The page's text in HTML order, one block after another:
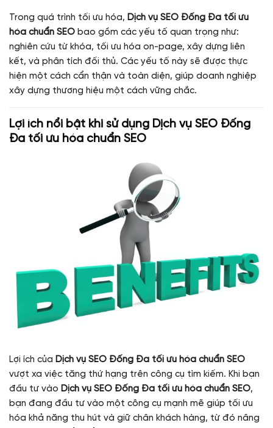
Trong quá trình tối ưu hóa, Dịch vụ SEO Đống Đa tối ưu
hóa chuẩn SEO bao gồm các yếu tố quan trọng như:
nghiên cứu từ khóa, tối ưu hóa on-page, xây dựng liên
kết, và phân tích đối thủ. Các yếu tố này sẽ được thực
hiện một cách cẩn thận và toàn diện, giúp doanh nghiệp
xây dựng thương hiệu một cách vững chắc.
Lợi ích nổi bật khi sử dụng Dịch vụ SEO Đống
Đa tối ưu hóa chuẩn SEO
Lợi ích của Dịch vụ SEO Đống Đa tối ưu hóa chuẩn SEO
vượt xa việc tăng thứ hạng trên công cụ tìm kiếm. Khi bạn
đầu tư vào Dịch vụ SEO Đống Đa tối ưu hóa chuẩn SEO,
bạn đang đầu tư vào một công cụ mạnh mẽ giúp tối ưu
hóa khả năng thu hút và giữ chân khách hàng, từ đó nâng